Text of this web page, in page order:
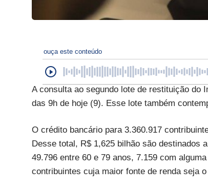
ouça este conteúdo
A consulta ao segundo lote de restituição do
das 9h de hoje (9). Esse lote também
O crédito bancário para 3.360.917
Desse total, R$ 1,625 bilhão são destinados
49.796 entre 60 e 79 anos, 7.159 com
contribuintes cuja maior fonte de renda seja